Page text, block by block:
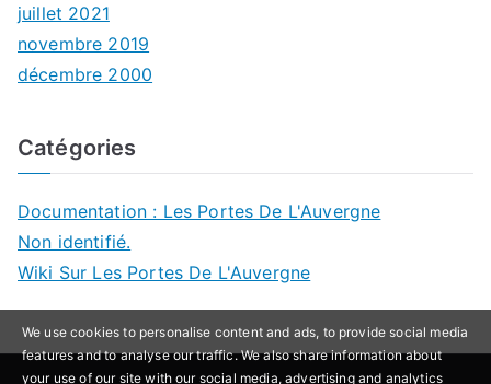
juillet 2021
novembre 2019
décembre 2000
Catégories
Documentation : Les Portes De L'Auvergne
Non identifié.
Wiki Sur Les Portes De L'Auvergne
We use cookies to personalise content and ads, to provide social media
features and to analyse our traffic. We also share information about
your use of our site with our social media, advertising and analytics